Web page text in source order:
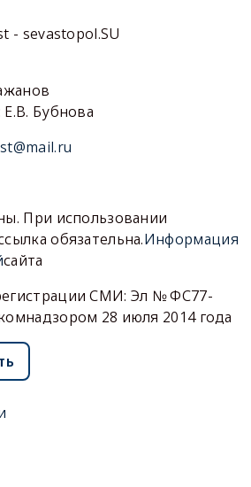
- sevastopol.SU
Бубнова
При использовании
обязательна.Информация
сайта
СМИ: Эл № ФС77-
28 июля 2014 года